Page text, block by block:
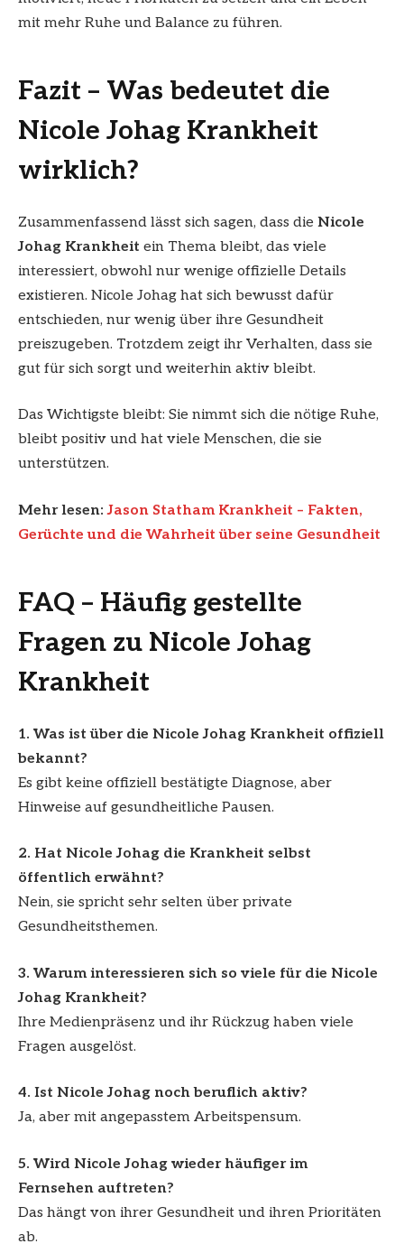
mit mehr Ruhe und Balance zu führen.
Fazit – Was bedeutet die
Nicole Johag Krankheit
wirklich?
Zusammenfassend lässt sich sagen, dass die Nicole
Johag Krankheit ein Thema bleibt, das viele
interessiert, obwohl nur wenige offizielle Details
existieren. Nicole Johag hat sich bewusst dafür
entschieden, nur wenig über ihre Gesundheit
preiszugeben. Trotzdem zeigt ihr Verhalten, dass sie
gut für sich sorgt und weiterhin aktiv bleibt.
Das Wichtigste bleibt: Sie nimmt sich die nötige Ruhe,
bleibt positiv und hat viele Menschen, die sie
unterstützen.
Mehr lesen:Jason Statham Krankheit – Fakten,
Gerüchte und die Wahrheit über seine Gesundheit
FAQ – Häufig gestellte
Fragen zu Nicole Johag
Krankheit
1. Was ist über die Nicole Johag Krankheit offiziell
bekannt?
Es gibt keine offiziell bestätigte Diagnose, aber
Hinweise auf gesundheitliche Pausen.
2. Hat Nicole Johag die Krankheit selbst
öffentlich erwähnt?
Nein, sie spricht sehr selten über private
Gesundheitsthemen.
3. Warum interessieren sich so viele für die Nicole
Johag Krankheit?
Ihre Medienpräsenz und ihr Rückzug haben viele
Fragen ausgelöst.
4. Ist Nicole Johag noch beruflich aktiv?
Ja, aber mit angepasstem Arbeitspensum.
5. Wird Nicole Johag wieder häufiger im
Fernsehen auftreten?
Das hängt von ihrer Gesundheit und ihren Prioritäten
ab.